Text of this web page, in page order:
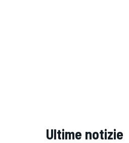
Ultime notizie